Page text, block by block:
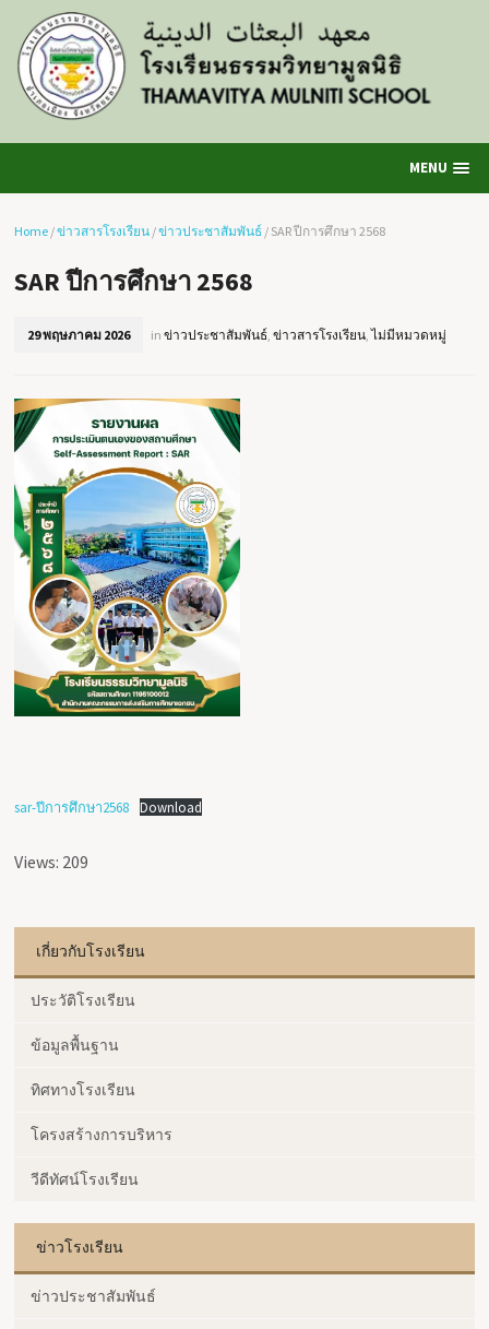
MENU
Home /ข่าวสารโรงเรียน /ข่าวประชาสัมพันธ์ / SAR ปีการศึกษา 2568
SAR ปีการศึกษา 2568
29 พฤษภาคม 2026 inข่าวประชาสัมพันธ์,ข่าวสารโรงเรียน,ไม่มีหมวดหมู่
sar-ปีการศึกษา2568 Download
Views: 209
เกี่ยวกับโรงเรียน
ประวัติโรงเรียน
ข้อมูลพื้นฐาน
ทิศทางโรงเรียน
โครงสร้างการบริหาร
วีดีทัศน์โรงเรียน
ข่าวโรงเรียน
ข่าวประชาสัมพันธ์